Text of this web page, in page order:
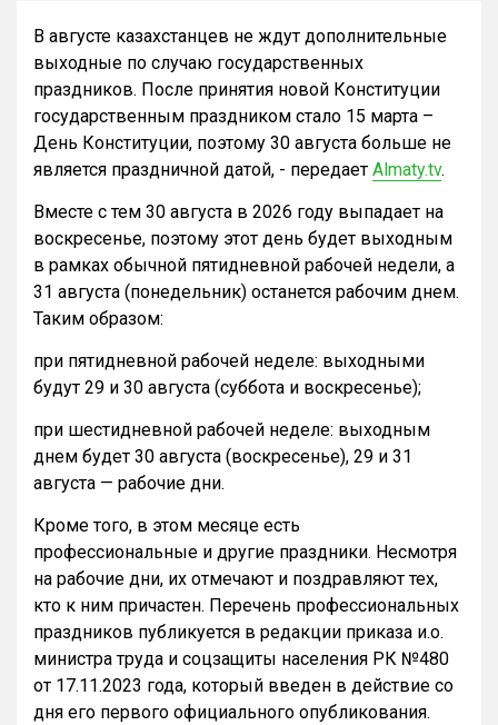
В августе казахстанцев не ждут дополнительные
выходные по случаю государственных
праздников. После принятия новой Конституции
государственным праздником стало 15 марта –
День Конституции, поэтому 30 августа больше не
является праздничной датой, - передает Almaty.tv.
Вместе с тем 30 августа в 2026 году выпадает на
воскресенье, поэтому этот день будет выходным
в рамках обычной пятидневной рабочей недели, а
31 августа (понедельник) останется рабочим днем.
Таким образом:
при пятидневной рабочей неделе: выходными
будут 29 и 30 августа (суббота и воскресенье);
при шестидневной рабочей неделе: выходным
днем будет 30 августа (воскресенье), 29 и 31
августа — рабочие дни.
Кроме того, в этом месяце есть
профессиональные и другие праздники. Несмотря
на рабочие дни, их отмечают и поздравляют тех,
кто к ним причастен. Перечень профессиональных
праздников публикуется в редакции приказа и.о.
министра труда и соцзащиты населения РК №480
от 17.11.2023 года, который введен в действие со
дня его первого официального опубликования.